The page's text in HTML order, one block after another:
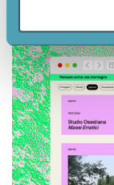
informazioni sul
nostri partner
pubblicità e
con altre
raccolto dal suo